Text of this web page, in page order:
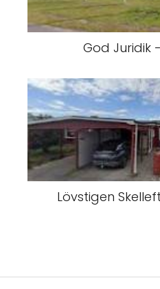
God Juridik
Lövstigen